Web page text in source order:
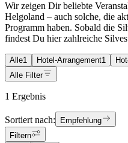
Wir zeigen Dir beliebte
Helgoland – auch solche, die
Programm haben. Sobald die
findest Du hier zahlreiche
Alle1 Hotel-Arrangement1
Alle Filter
1 Ergebnis
Sortiert nach:
Empfehlung
Filtern